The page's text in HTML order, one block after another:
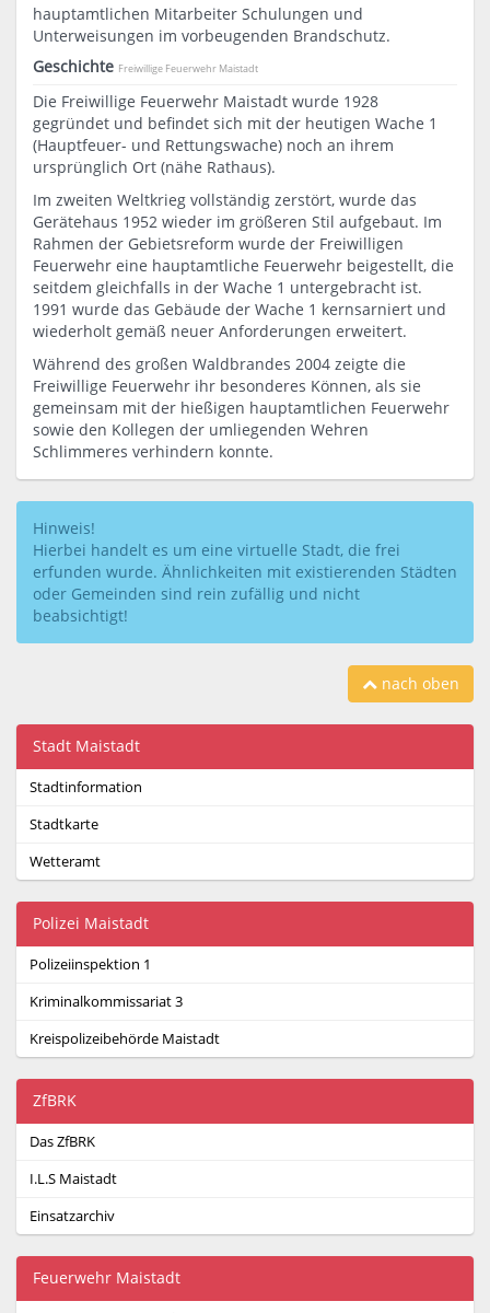
hauptamtlichen Mitarbeiter Schulungen und
Unterweisungen im vorbeugenden Brandschutz.
Geschichte Freiwillige Feuerwehr Maistadt
Die Freiwillige Feuerwehr Maistadt wurde 1928
gegründet und befindet sich mit der heutigen Wache 1
(Hauptfeuer- und Rettungswache) noch an ihrem
ursprünglich Ort (nähe Rathaus).
Im zweiten Weltkrieg vollständig zerstört, wurde das
Gerätehaus 1952 wieder im größeren Stil aufgebaut. Im
Rahmen der Gebietsreform wurde der Freiwilligen
Feuerwehr eine hauptamtliche Feuerwehr beigestellt, die
seitdem gleichfalls in der Wache 1 untergebracht ist.
1991 wurde das Gebäude der Wache 1 kernsarniert und
wiederholt gemäß neuer Anforderungen erweitert.
Während des großen Waldbrandes 2004 zeigte die
Freiwillige Feuerwehr ihr besonderes Können, als sie
gemeinsam mit der hießigen hauptamtlichen Feuerwehr
sowie den Kollegen der umliegenden Wehren
Schlimmeres verhindern konnte.
Hinweis!
Hierbei handelt es um eine virtuelle Stadt, die frei
erfunden wurde. Ähnlichkeiten mit existierenden Städten
oder Gemeinden sind rein zufällig und nicht
beabsichtigt!
nach oben
Stadt Maistadt
Stadtinformation
Stadtkarte
Wetteramt
Polizei Maistadt
Polizeiinspektion 1
Kriminalkommissariat 3
Kreispolizeibehörde Maistadt
ZfBRK
Das ZfBRK
I.L.S Maistadt
Einsatzarchiv
Feuerwehr Maistadt